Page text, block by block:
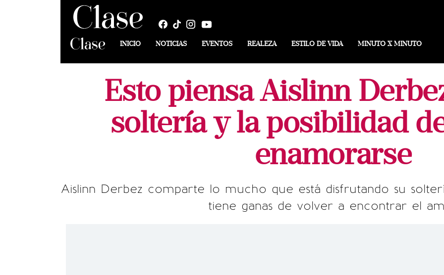
INICIO NOTICIAS EVENTOS REALEZA ESTILO DE VIDA MINUTO X MINUTO
Esto piensa Aislinn
soltería y la posibilidad
enamorarse
Aislinn Derbez comparte lo mucho que está disfrutando su
tiene ganas de volver a encontrar el